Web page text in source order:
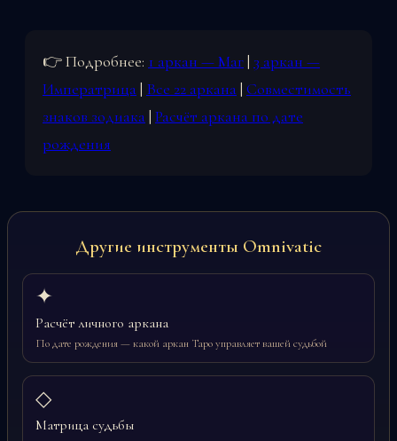
👉 Подробнее: 1 аркан — Маг| 3 аркан —
Императрица| Все 22 аркана| Совместимость
знаков зодиака| Расчёт аркана по дате
рождения
Другие инструменты Omnivatic
✦
Расчёт личного аркана
По дате рождения — какой аркан Таро управляет вашей судьбой
◇
Матрица судьбы